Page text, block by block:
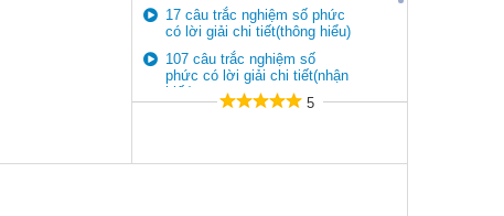
17 câu trắc nghiệm số phức
có lời giải chi tiết(thông hiểu)
107 câu trắc nghiệm số
phức có lời giải chi tiết(nhận
biết)
10 câu trắc nghiệm số phức
5